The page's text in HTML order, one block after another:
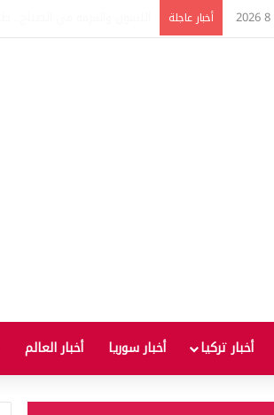
أخبار عاجلة
أخبار تركيا أخبار سوريا أخبار العالم